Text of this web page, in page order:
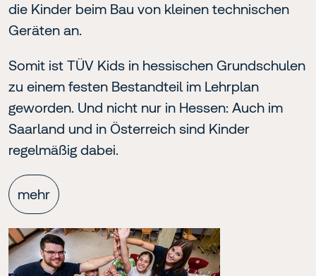
die Kinder beim Bau von kleinen technischen
Geräten an.
Somit ist TÜV Kids in hessischen Grundschulen
zu einem festen Bestandteil im Lehrplan
geworden. Und nicht nur in Hessen: Auch im
Saarland und in Österreich sind Kinder
regelmäßig dabei.
mehr